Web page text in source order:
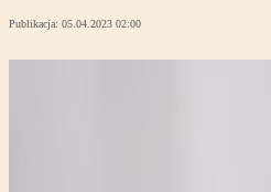
Publikacja: 05.04.2023 02:00